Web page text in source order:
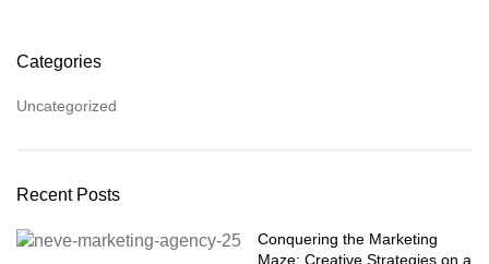
Categories
Uncategorized
Recent Posts
Conquering the Marketing
Maze: Creative Strategies on a